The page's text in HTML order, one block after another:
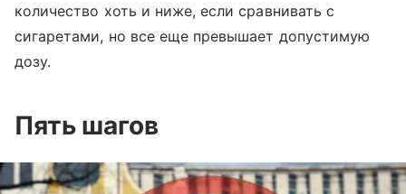
количество хоть и ниже, если сравнивать с
сигаретами, но все еще превышает допустимую
дозу.
Пять шагов